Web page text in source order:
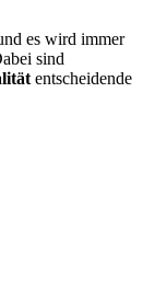
es wird immer
sind
entscheidende